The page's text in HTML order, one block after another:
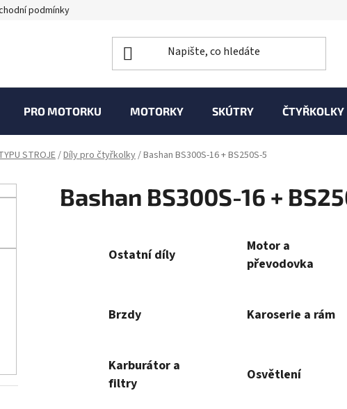
podmínky
PRO MOTORKU MOTORKY SKÚTRY ČTYŘKOLKY
STROJE/Díly pro čtyřkolky/Bashan BS300S-16 + BS250S-5
Bashan BS300S-16 +
Ostatní díly
Motor a
převodovka
Brzdy Karoserie a rám
Karburátor a
filtry
Osvětlení